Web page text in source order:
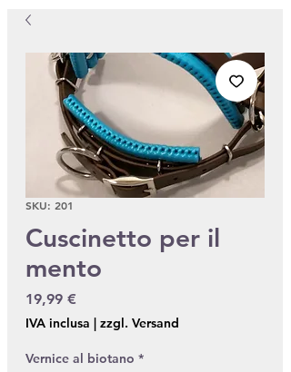
SKU: 201
Cuscinetto per il
mento
19,99 €
IVA inclusa | zzgl. Versand
Vernice al biotano *